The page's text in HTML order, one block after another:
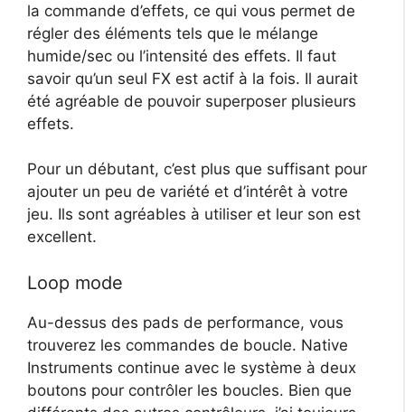
la commande d’effets, ce qui vous permet de
régler des éléments tels que le mélange
humide/sec ou l’intensité des effets. Il faut
savoir qu’un seul FX est actif à la fois. Il aurait
été agréable de pouvoir superposer plusieurs
effets.
Pour un débutant, c’est plus que suffisant pour
ajouter un peu de variété et d’intérêt à votre
jeu. Ils sont agréables à utiliser et leur son est
excellent.
Loop mode
Au-dessus des pads de performance, vous
trouverez les commandes de boucle. Native
Instruments continue avec le système à deux
boutons pour contrôler les boucles. Bien que